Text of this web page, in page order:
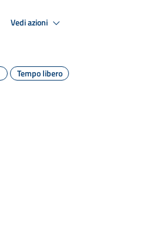
Vedi azioni
Tempo libero